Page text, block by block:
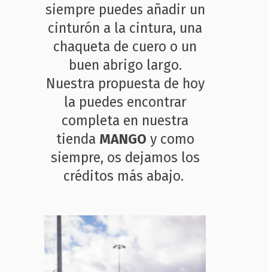
siempre puedes añadir un
cinturón a la cintura, una
chaqueta de cuero o un
buen abrigo largo.
Nuestra propuesta de hoy
la puedes encontrar
completa en nuestra
tienda MANGO y como
siempre, os dejamos los
créditos más abajo.